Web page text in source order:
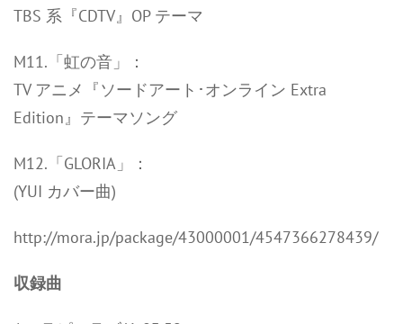
TBS 系『CDTV』OP テーマ
M11.「虹の音」：
TV アニメ『ソードアート･オンライン Extra
Edition』テーマソング
M12.「GLORIA」：
(YUI カバー曲)
http://mora.jp/package/43000001/4547366278439/
収録曲